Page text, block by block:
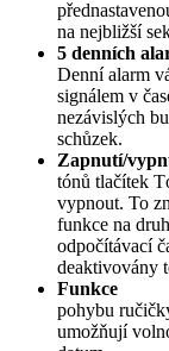
na nejbližší
5 denních
Denní alarm
signálem v
nezávislých
schůzek.
Zapnutí/
tónů tlačítek
vypnout. To
funkce na
odpočítávací
deaktivovány
Funkce
pohybu
umožňují